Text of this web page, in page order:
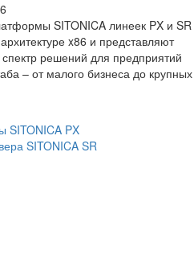
SITONICA линеек PX и SR
x86 и представляют
решений для предприятий
– от малого бизнеса до крупных
SITONICA PX
SITONICA SR